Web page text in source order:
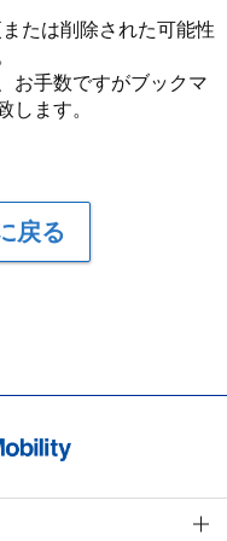
たは削除された可能性
お手数ですがブックマ
します。
戻る